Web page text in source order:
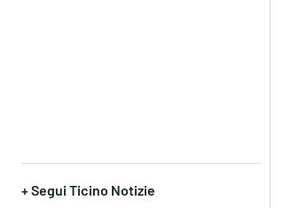
+ Segui Ticino Notizie